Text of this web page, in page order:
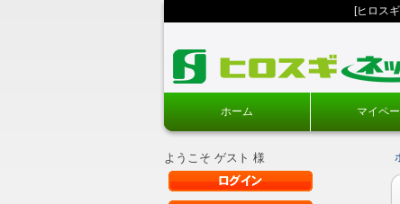
[ヒロス
ホーム マイペ
ようこそ ゲスト 様